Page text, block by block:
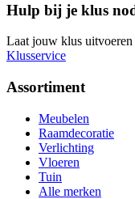
Hulp bij je klus
Laat jouw klus uitvoeren
Klusservice
Assortiment
Meubelen
Raamdecoratie
Verlichting
Vloeren
Tuin
Alle merken